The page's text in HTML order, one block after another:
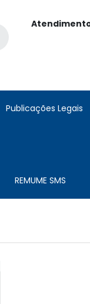
Publicações Legais
REMUME SMS